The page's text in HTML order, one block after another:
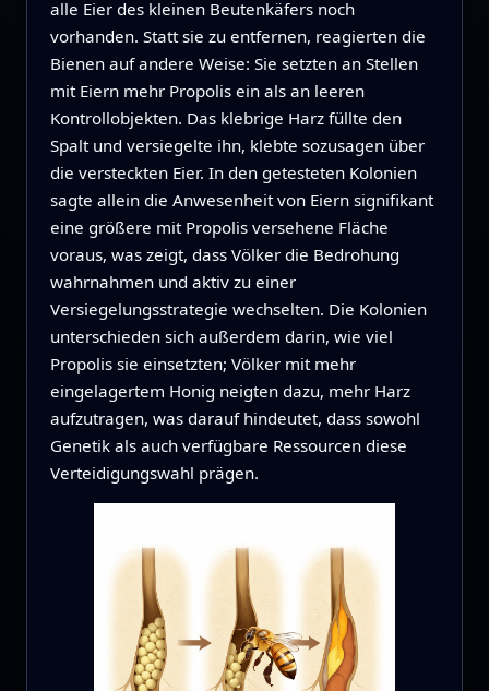
alle Eier des kleinen Beutenkäfers noch
vorhanden. Statt sie zu entfernen, reagierten die
Bienen auf andere Weise: Sie setzten an Stellen
mit Eiern mehr Propolis ein als an leeren
Kontrollobjekten. Das klebrige Harz füllte den
Spalt und versiegelte ihn, klebte sozusagen über
die versteckten Eier. In den getesteten Kolonien
sagte allein die Anwesenheit von Eiern signifikant
eine größere mit Propolis versehene Fläche
voraus, was zeigt, dass Völker die Bedrohung
wahrnahmen und aktiv zu einer
Versiegelungsstrategie wechselten. Die Kolonien
unterschieden sich außerdem darin, wie viel
Propolis sie einsetzten; Völker mit mehr
eingelagertem Honig neigten dazu, mehr Harz
aufzutragen, was darauf hindeutet, dass sowohl
Genetik als auch verfügbare Ressourcen diese
Verteidigungswahl prägen.